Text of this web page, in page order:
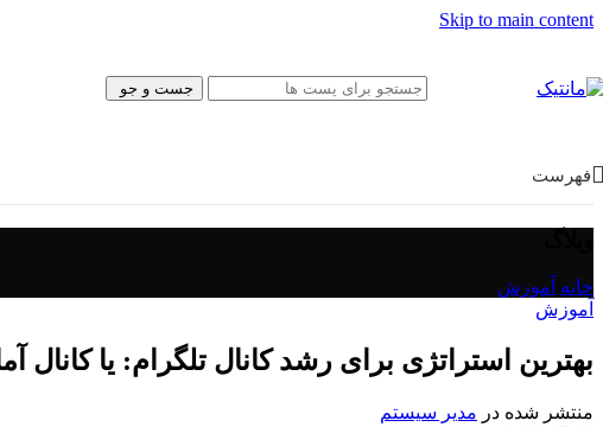
Skip to main content
جست و جو
فهرست
قالب سایت
موکاپ
آیکون
کاراکتر
قالب وب‌سایت
قالب‌ سایت
UI/UX
خانه آموزش
آموزش
بهترین استراتژی برای رشد کانال تلگرام: یا کانال
منتشر شده در مدیر سیستم